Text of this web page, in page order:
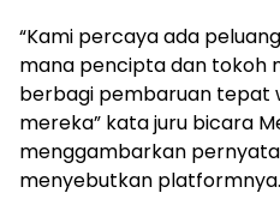
“Kami percaya ada
mana pencipta dan tokoh
berbagi pembaruan tepat
mereka” kata juru bicara
menggambarkan
menyebutkan platformnya.